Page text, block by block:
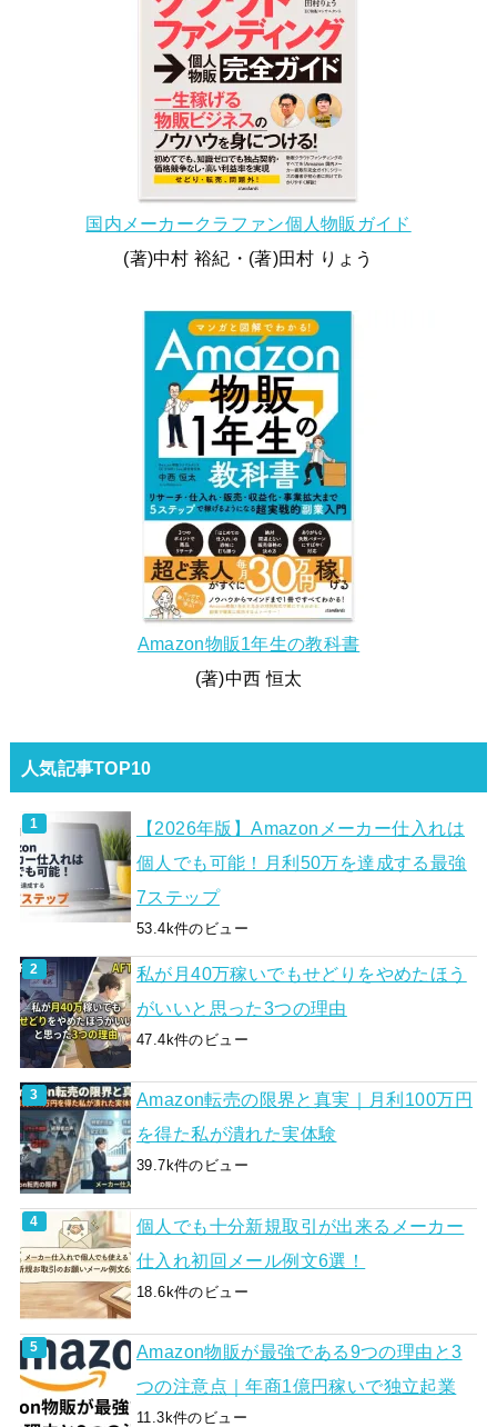
国内メーカークラファン個人物販ガイド
(著)中村 裕紀・(著)田村 りょう
Amazon物販1年生の教科書
(著)中西 恒太
人気記事TOP10
【2026年版】Amazonメーカー仕入れは
個人でも可能！月利50万を達成する最強
7ステップ
53.4k件のビュー
私が月40万稼いでもせどりをやめたほう
がいいと思った3つの理由
47.4k件のビュー
Amazon転売の限界と真実｜月利100万円
を得た私が潰れた実体験
39.7k件のビュー
個人でも十分新規取引が出来るメーカー
仕入れ初回メール例文6選！
18.6k件のビュー
Amazon物販が最強である9つの理由と3
つの注意点｜年商1億円稼いで独立起業
11.3k件のビュー